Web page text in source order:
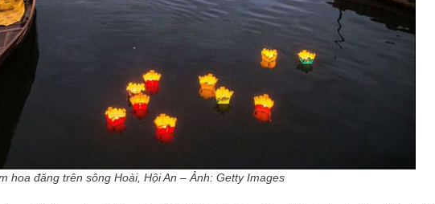
hoa đăng trên sông Hoài, Hội An – Ảnh: Getty Images
nhiều
càng
của
xứ. Tất cả đều nhờ vào kiến thức vô
cùng phong phú của chị Hoàng Trang.
Hy vọng chúng tôi sẽ sớm được đồng
hành cùng công ty trong những tour du
lịch sau của gia đình và công ty chúng
Trân trọng!